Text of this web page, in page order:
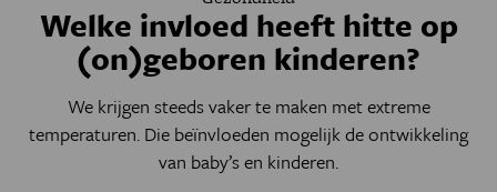
Welke invloed heeft hitte op
(on)geboren kinderen?
We krijgen steeds vaker te maken met extreme
temperaturen. Die beïnvloeden mogelijk de ontwikkeling
van baby’s en kinderen.